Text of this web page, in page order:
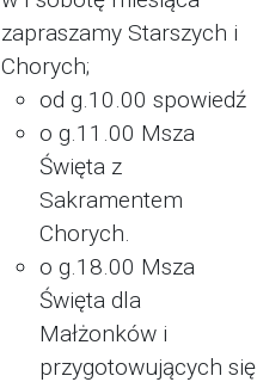
zapraszamy Starszych i
Chorych;
od g.10.00 spowiedź
o g.11.00 Msza
Święta z
Sakramentem
Chorych.
o g.18.00 Msza
Święta dla
Małżonków i
przygotowujących się